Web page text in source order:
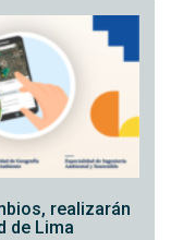
realizarán
de Lima